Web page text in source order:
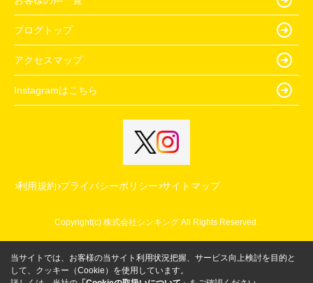
ブログトップ
アクセスマップ
Instagramはこちら
利用規約 プライバシーポリシー サイトマップ
Copyright(c) 株式会社シンキング All Rights Reserved.
当サイトでは、お客様の当サイト利用状況把握、サービス向上検討を目的と
して、クッキー（Cookie）を使用しています。